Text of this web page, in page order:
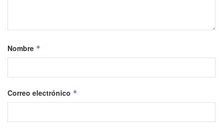
Nombre *
Correo electrónico *